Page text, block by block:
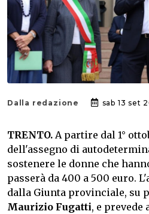
Dalla redazione sab 13 set
TRENTO. A partire dal 1°
dell'assegno di
sostenere le donne che
passerà da 400 a 500 euro.
dalla Giunta provinciale, su
Maurizio Fugatti, e prevede